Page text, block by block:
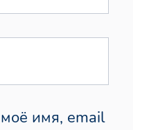
имя, email